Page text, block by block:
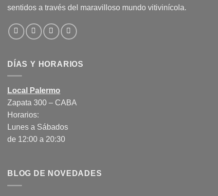
sentidos a través del maravilloso mundo vitivinícola.
DÍAS Y HORARIOS
Local Palermo
Zapata 300 – CABA
Horarios:
Lunes a Sábados
de 12:00 a 20:30
BLOG DE NOVEDADES